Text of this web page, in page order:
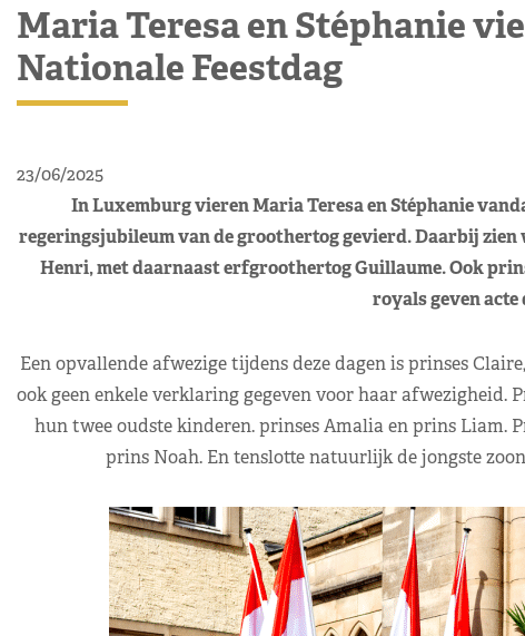
Maria Teresa en Stéphanie
Nationale Feestdag
23/06/2025
In Luxemburg vieren Maria Teresa en Stéphanie
regeringsjubileum van de groothertog gevierd. Daarbij
Henri, met daarnaast erfgroothertog Guillaume. Ook
royals geven acte
Een opvallende afwezige tijdens deze dagen is prinses
ook geen enkele verklaring gegeven voor haar afwezigheid.
hun twee oudste kinderen. prinses Amalia en prins Liam.
prins Noah. En tenslotte natuurlijk de jongste